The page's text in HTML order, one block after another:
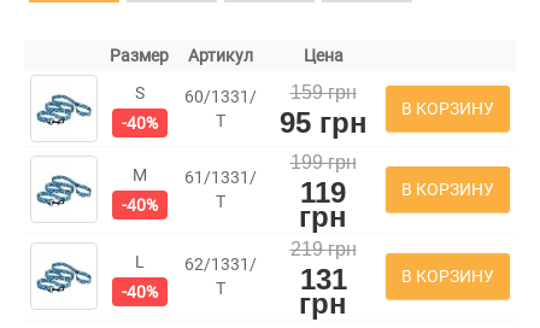
Размер Артикул
Цена
S
-40%
60/1331/
Т
159 грн
95 грн В КОРЗИНУ
M
-40%
61/1331/
Т
199 грн
119
грн
В КОРЗИНУ
L
-40%
62/1331/
Т
219 грн
131
грн
В КОРЗИНУ